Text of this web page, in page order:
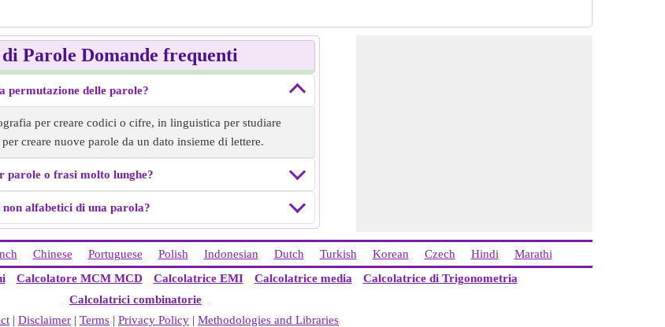
Parole Domande frequenti
permutazione delle parole?
per creare codici o cifre, in linguistica per studiare
creare nuove parole da un dato insieme di lettere.
parole o frasi molto lunghe?
alfabetici di una parola?
Chinese Portuguese Polish Indonesian Dutch Turkish Korean Czech Hindi
Marathi
Calcolatore MCM MCD Calcolatrice EMI Calcolatrice media
Calcolatrice di Trigonometria
Calcolatrici combinatorie
| Disclaimer | Terms | Privacy Policy | Methodologies and Libraries